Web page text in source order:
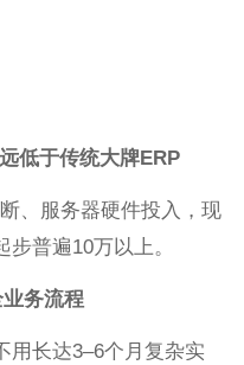
低于传统大牌ERP
、服务器硬件投入，现
普遍10万以上。
务流程
用长达3–6个月复杂实